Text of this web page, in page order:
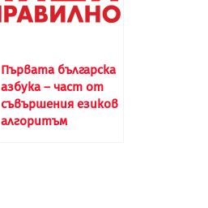
Първата българска
азбука – част от
съвършения езиков
алгоритъм